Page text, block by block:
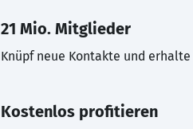
21 Mio. Mitglieder
Knüpf neue Kontakte und
Kostenlos profitieren